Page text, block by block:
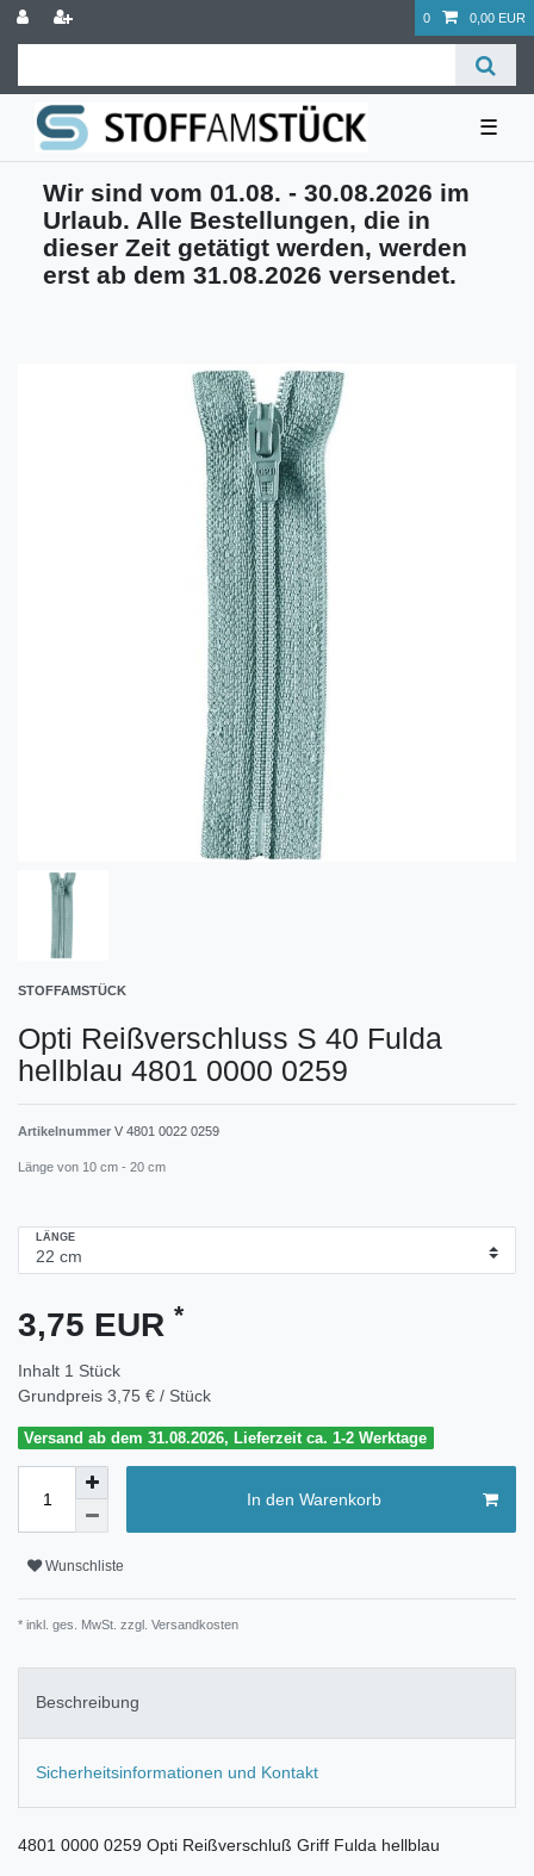
0 0,00 EUR
☰
Wir sind vom 01.08. - 30.08.2026 im
Urlaub. Alle Bestellungen, die in
dieser Zeit getätigt werden, werden
erst ab dem 31.08.2026 versendet.
STOFFAMSTÜCK
Opti Reißverschluss S 40 Fulda
hellblau 4801 0000 0259
Artikelnummer V 4801 0022 0259
Länge von 10 cm - 20 cm
LÄNGE
3,75 EUR *
Inhalt 1 Stück
Grundpreis 3,75 € / Stück
Versand ab dem 31.08.2026, Lieferzeit ca. 1-2 Werktage
In den Warenkorb
Wunschliste
* inkl. ges. MwSt. zzgl. Versandkosten
Beschreibung
Sicherheitsinformationen und Kontakt
4801 0000 0259 Opti Reißverschluß Griff Fulda hellblau